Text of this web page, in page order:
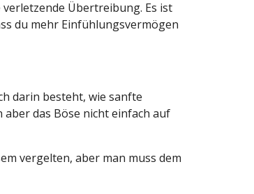
Übertreibung. Es ist
du mehr Einfühlungsvermögen
darin besteht, wie sanfte
das Böse nicht einfach auf
vergelten, aber man muss dem